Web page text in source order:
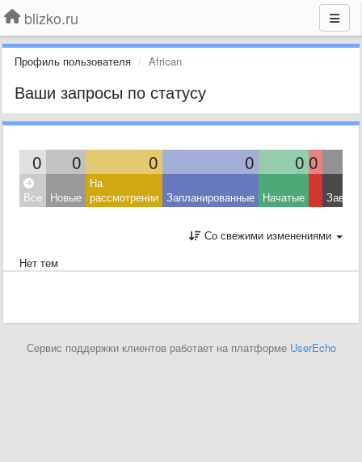
blizko.ru
Профиль пользователя African
Ваши запросы по статусу
0 0 0 0 0 0
Все Новые
На
рассмотрении Запланированные Начатые
Со свежими изменениями
Нет тем
Сервис поддержки клиентов работает на платформе UserEcho